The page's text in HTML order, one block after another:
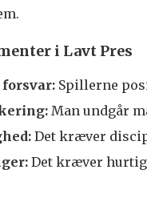
i Lavt Pres
Spillerne
Man undgår
Det kræver
Det kræver